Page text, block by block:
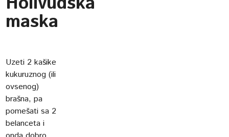
maska
Uzeti 2 kašike
kukuruznog (ili
ovsenog)
brašna, pa
pomešati sa 2
belanceta i